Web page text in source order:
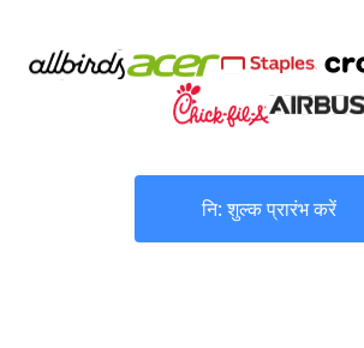
नि: शुल्क प्रारंभ करें